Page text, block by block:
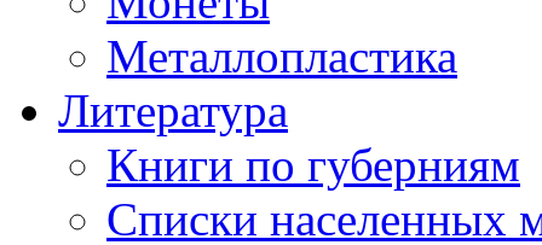
Металлопластика
Литература
Книги по губерниям
Списки населенных